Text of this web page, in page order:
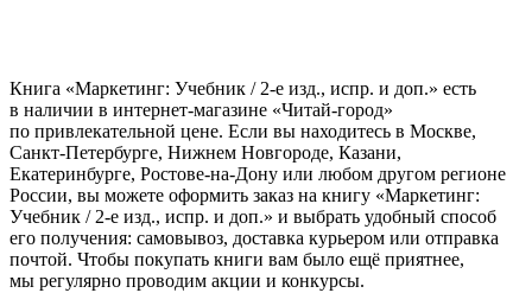
Книга «Маркетинг: Учебник / 2-e изд., испр. и доп.» есть
в наличии в интернет-магазине «Читай-город»
по привлекательной цене. Если вы находитесь в Москве,
Санкт-Петербурге, Нижнем Новгороде, Казани,
Екатеринбурге, Ростове-на-Дону или любом другом регионе
России, вы можете оформить заказ на книгу «Маркетинг:
Учебник / 2-e изд., испр. и доп.» и выбрать удобный способ
его получения: самовывоз, доставка курьером или отправка
почтой. Чтобы покупать книги вам было ещё приятнее,
мы регулярно проводим акции и конкурсы.